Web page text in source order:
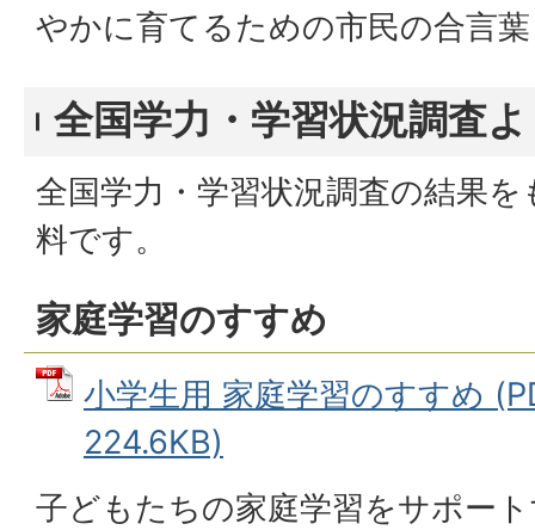
やかに育てるための市民の合言葉
全国学力・学習状況調査
全国学力・学習状況調査の結果
料です。
家庭学習のすすめ
小学生用 家庭学習のすすめ
224.6KB)
子どもたちの家庭学習をサポー